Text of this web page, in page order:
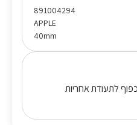
891004294
APPLE
40mm
לתעודת אחריות